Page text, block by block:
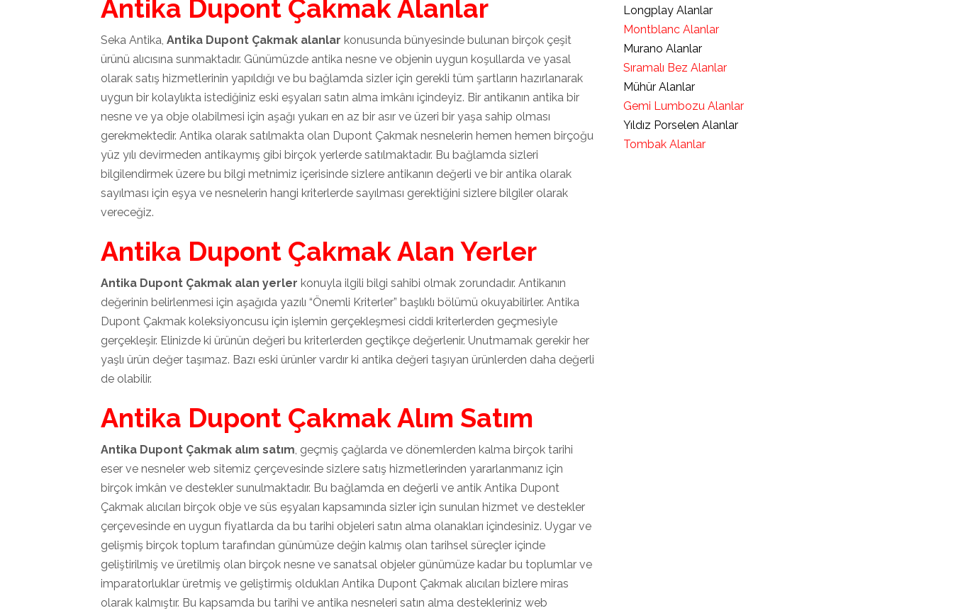
Antika Dupont Çakmak Alanlar
Seka Antika, Antika Dupont Çakmak alanlar konusunda bünyesinde bulunan birçok çeşit
ürünü alıcısına sunmaktadır. Günümüzde antika nesne ve objenin uygun koşullarda ve yasal
olarak satış hizmetlerinin yapıldığı ve bu bağlamda sizler için gerekli tüm şartların hazırlanarak
uygun bir kolaylıkta istediğiniz eski eşyaları satın alma imkânı içindeyiz. Bir antikanın antika bir
nesne ve ya obje olabilmesi için aşağı yukarı en az bir asır ve üzeri bir yaşa sahip olması
gerekmektedir. Antika olarak satılmakta olan Dupont Çakmak nesnelerin hemen hemen birçoğu
yüz yılı devirmeden antikaymış gibi birçok yerlerde satılmaktadır. Bu bağlamda sizleri
bilgilendirmek üzere bu bilgi metnimiz içerisinde sizlere antikanın değerli ve bir antika olarak
sayılması için eşya ve nesnelerin hangi kriterlerde sayılması gerektiğini sizlere bilgiler olarak
vereceğiz.
Antika Dupont Çakmak Alan Yerler
Antika Dupont Çakmak alan yerler konuyla ilgili bilgi sahibi olmak zorundadır. Antikanın
değerinin belirlenmesi için aşağıda yazılı “Önemli Kriterler” başlıklı bölümü okuyabilirler. Antika
Dupont Çakmak koleksiyoncusu için işlemin gerçekleşmesi ciddi kriterlerden geçmesiyle
gerçekleşir. Elinizde ki ürünün değeri bu kriterlerden geçtikçe değerlenir. Unutmamak gerekir her
yaşlı ürün değer taşımaz. Bazı eski ürünler vardır ki antika değeri taşıyan ürünlerden daha değerli
de olabilir.
Antika Dupont Çakmak Alım Satım
Antika Dupont Çakmak alım satım, geçmiş çağlarda ve dönemlerden kalma birçok tarihi
eser ve nesneler web sitemiz çerçevesinde sizlere satış hizmetlerinden yararlanmanız için
birçok imkân ve destekler sunulmaktadır. Bu bağlamda en değerli ve antik Antika Dupont
Çakmak alıcıları birçok obje ve süs eşyaları kapsamında sizler için sunulan hizmet ve destekler
çerçevesinde en uygun fiyatlarda da bu tarihi objeleri satın alma olanakları içindesiniz. Uygar ve
gelişmiş birçok toplum tarafından günümüze değin kalmış olan tarihsel süreçler içinde
geliştirilmiş ve üretilmiş olan birçok nesne ve sanatsal objeler günümüze kadar bu toplumlar ve
imparatorluklar üretmiş ve geliştirmiş oldukları Antika Dupont Çakmak alıcıları bizlere miras
olarak kalmıştır. Bu kapsamda bu tarihi ve antika nesneleri satın alma destekleriniz web
Longplay Alanlar
Montblanc Alanlar
Murano Alanlar
Sıramalı Bez Alanlar
Mühür Alanlar
Gemi Lumbozu Alanlar
Yıldız Porselen Alanlar
Tombak Alanlar